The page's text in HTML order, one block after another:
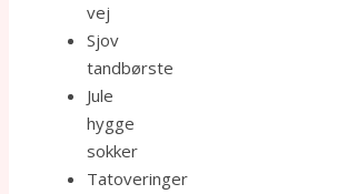
vej
Sjov
tandbørste
Jule
hygge
sokker
Tatoveringer